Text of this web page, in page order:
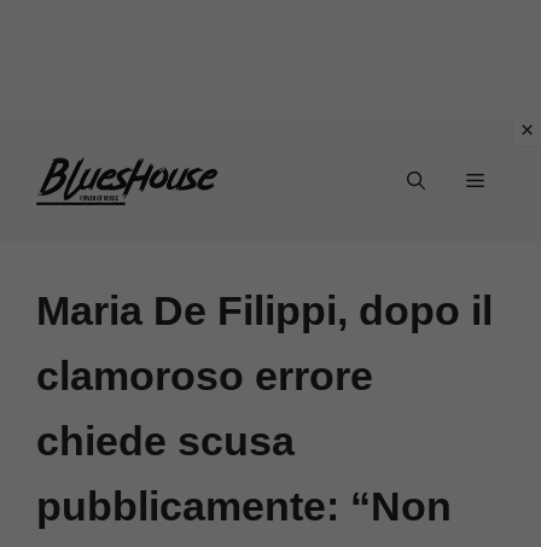
Menu
Maria De Filippi, dopo il
clamoroso errore
chiede scusa
pubblicamente: “Non